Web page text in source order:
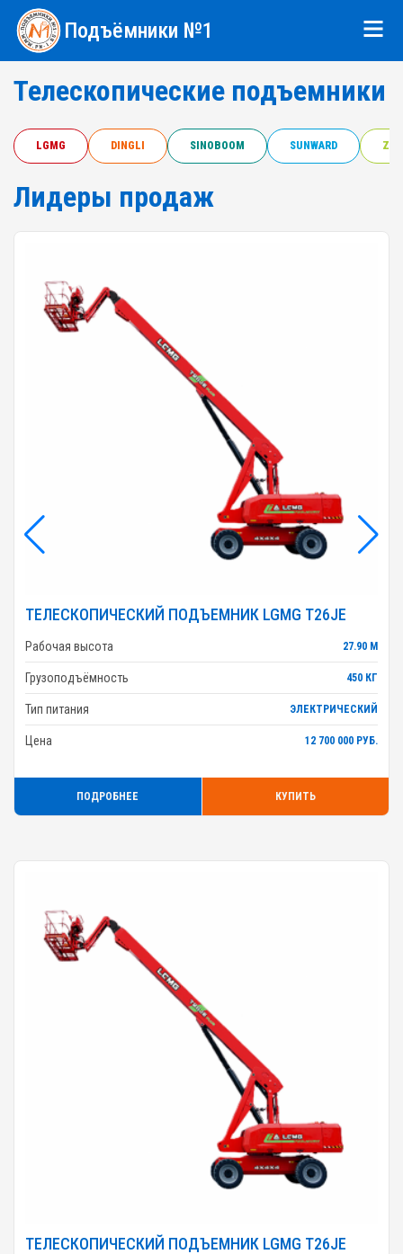
Подъёмники №1
Телескопические подъемники
LGMG DINGLI SINOBOOM SUNWARD
Лидеры продаж
ТЕЛЕСКОПИЧЕСКИЙ ПОДЪЕМНИК LGMG T26JE
Рабочая высота 27.90 М
Грузоподъёмность 450 КГ
Тип питания ЭЛЕКТРИЧЕСКИЙ
Цена 12 700 000 РУБ.
ПОДРОБНЕЕ КУПИТЬ
ТЕЛЕСКОПИЧЕСКИЙ ПОДЪЕМНИК LGMG T26JE